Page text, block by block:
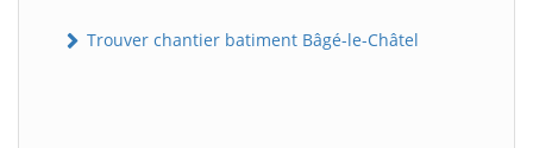
Trouver chantier batiment Bâgé-le-Châtel